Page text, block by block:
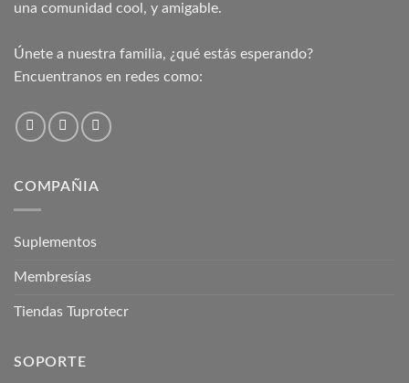
una comunidad cool, y amigable.
Únete a nuestra familia, ¿qué estás esperando?
Encuentranos en redes como:
COMPAÑIA
Suplementos
Membresías
Tiendas Tuprotecr
SOPORTE